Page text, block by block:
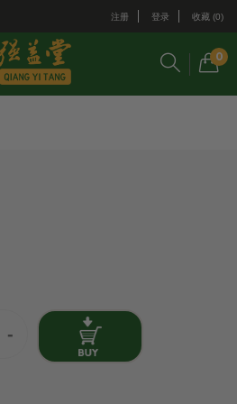
注册 登录 收藏 (0)
0